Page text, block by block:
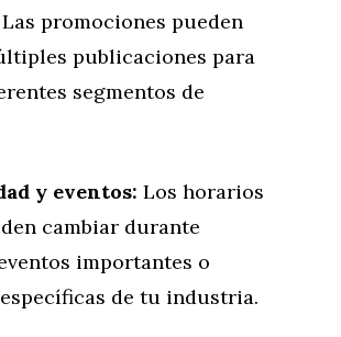
promociones pueden
publicaciones para
segmentos de
y eventos: Los horarios
cambiar durante
importantes o
de tu industria.